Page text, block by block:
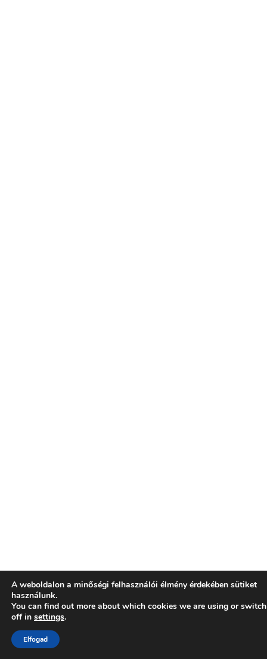
A weboldalon a minőségi felhasználói élmény érdekében sütiket
használunk.
You can find out more about which cookies we are using or
off in settings.
Elfogad